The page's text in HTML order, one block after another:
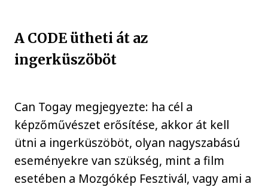
A CODE ütheti át az
ingerküszöböt
Can Togay megjegyezte: ha cél a
képzőművészet erősítése, akkor át kell
ütni a ingerküszöböt, olyan nagyszabású
eseményekre van szükség, mint a film
esetében a Mozgókép Fesztivál, vagy ami a